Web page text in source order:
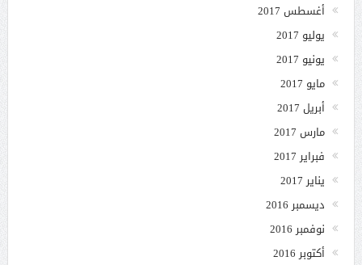
أغسطس 2017
يوليو 2017
يونيو 2017
مايو 2017
أبريل 2017
مارس 2017
فبراير 2017
يناير 2017
ديسمبر 2016
نوفمبر 2016
أكتوبر 2016